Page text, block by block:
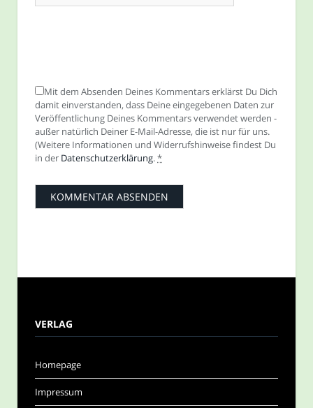
Mit dem Absenden Deines Kommentars erklärst Du Dich
damit einverstanden, dass Deine eingegebenen Daten zur
Veröffentlichung Deines Kommentars verwendet werden -
außer natürlich Deiner E-Mail-Adresse, die ist nur für uns.
(Weitere Informationen und Widerrufshinweise findest Du
in der Datenschutzerklärung.*
VERLAG
Homepage
Impressum